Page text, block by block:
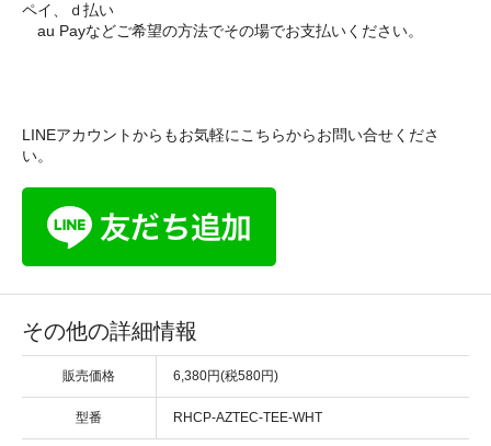
ペイ、ｄ払い
au Payなどご希望の方法でその場でお支払いください。
LINEアカウントからもお気軽にこちらからお問い合せくださ
い。
その他の詳細情報
販売価格 6,380円(税580円)
型番 RHCP-AZTEC-TEE-WHT